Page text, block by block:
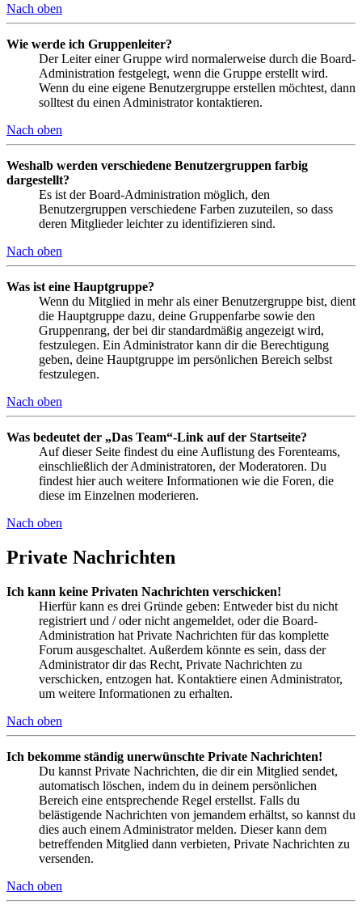
Nach oben
Wie werde ich Gruppenleiter?
Der Leiter einer Gruppe wird normalerweise durch die Board-
Administration festgelegt, wenn die Gruppe erstellt wird.
Wenn du eine eigene Benutzergruppe erstellen möchtest, dann
solltest du einen Administrator kontaktieren.
Nach oben
Weshalb werden verschiedene Benutzergruppen farbig
dargestellt?
Es ist der Board-Administration möglich, den
Benutzergruppen verschiedene Farben zuzuteilen, so dass
deren Mitglieder leichter zu identifizieren sind.
Nach oben
Was ist eine Hauptgruppe?
Wenn du Mitglied in mehr als einer Benutzergruppe bist, dient
die Hauptgruppe dazu, deine Gruppenfarbe sowie den
Gruppenrang, der bei dir standardmäßig angezeigt wird,
festzulegen. Ein Administrator kann dir die Berechtigung
geben, deine Hauptgruppe im persönlichen Bereich selbst
festzulegen.
Nach oben
Was bedeutet der „Das Team“-Link auf der Startseite?
Auf dieser Seite findest du eine Auflistung des Forenteams,
einschließlich der Administratoren, der Moderatoren. Du
findest hier auch weitere Informationen wie die Foren, die
diese im Einzelnen moderieren.
Nach oben
Private Nachrichten
Ich kann keine Privaten Nachrichten verschicken!
Hierfür kann es drei Gründe geben: Entweder bist du nicht
registriert und / oder nicht angemeldet, oder die Board-
Administration hat Private Nachrichten für das komplette
Forum ausgeschaltet. Außerdem könnte es sein, dass der
Administrator dir das Recht, Private Nachrichten zu
verschicken, entzogen hat. Kontaktiere einen Administrator,
um weitere Informationen zu erhalten.
Nach oben
Ich bekomme ständig unerwünschte Private Nachrichten!
Du kannst Private Nachrichten, die dir ein Mitglied sendet,
automatisch löschen, indem du in deinem persönlichen
Bereich eine entsprechende Regel erstellst. Falls du
belästigende Nachrichten von jemandem erhältst, so kannst du
dies auch einem Administrator melden. Dieser kann dem
betreffenden Mitglied dann verbieten, Private Nachrichten zu
versenden.
Nach oben